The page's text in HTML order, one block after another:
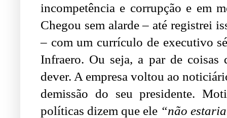
incompetência e corrupção e em
Chegou sem alarde – até registrei
– com um currículo de executivo
Infraero. Ou seja, a par de
dever. A empresa voltou ao
demissão do seu presidente.
políticas dizem que ele “não